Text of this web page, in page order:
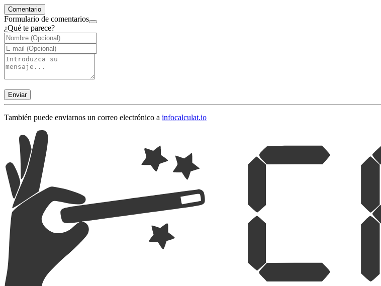
Comentario
Formulario de comentarios
¿Qué te parece?
Enviar
También puede enviarnos un correo electrónico a infocalculat.io